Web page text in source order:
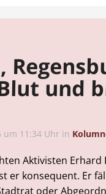
und
um 11:34 Uhr in
Aktivisten Erhard
er konsequent. Er
oder